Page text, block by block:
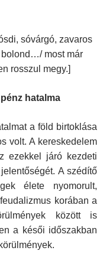
sóvárgó, zavaros
bolond…/ most már
rosszul megy.]
hatalma
a föld birtoklása
volt. A kereskedelem
ezekkel járó kezdeti
A szédítő
élete nyomorult,
korában a
között is
a késői időszakban